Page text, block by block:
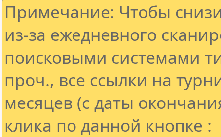
Примечание: Чтобы
из-за ежедневного
поисковыми системами
проч., все ссылки на
месяцев (с даты
клика по данной кнопке :